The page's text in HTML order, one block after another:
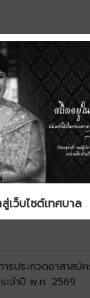
ระกันภัย ฉบับที่ 5
การสรรหาปราชญ์เ
ารประกวดอาสาส
ะจำปี พ.ศ. 2569
สู่เว็บไซต์เทศบาล